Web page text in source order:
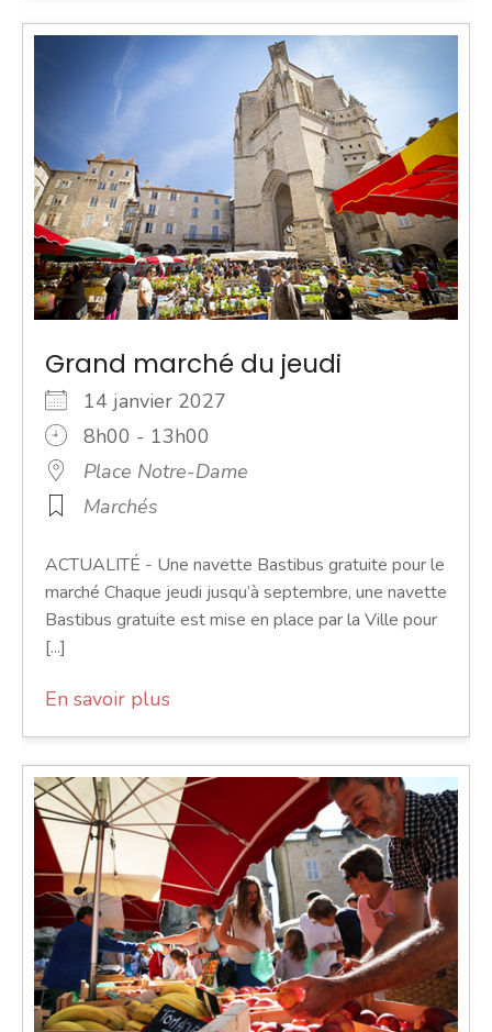
Grand marché du jeudi
14 janvier 2027
8h00 - 13h00
Place Notre-Dame
Marchés
ACTUALITÉ - Une navette Bastibus gratuite pour le
marché Chaque jeudi jusqu’à septembre, une navette
Bastibus gratuite est mise en place par la Ville pour
[...]
En savoir plus